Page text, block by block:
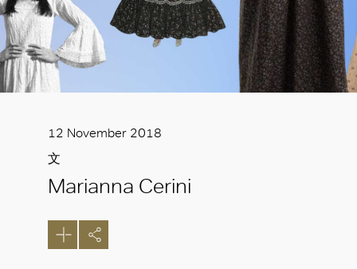
12 November 2018
文
Marianna Cerini